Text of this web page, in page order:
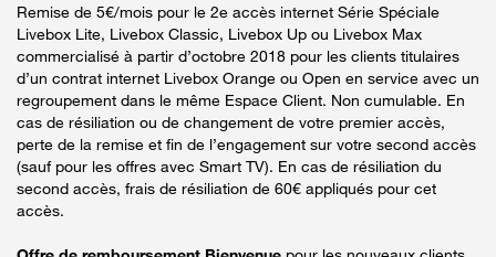
Remise de 5€/mois pour le 2e accès internet Série Spéciale
Livebox Lite, Livebox Classic, Livebox Up ou Livebox Max
commercialisé à partir d’octobre 2018 pour les clients titulaires
d’un contrat internet Livebox Orange ou Open en service avec un
regroupement dans le même Espace Client. Non cumulable. En
cas de résiliation ou de changement de votre premier accès,
perte de la remise et fin de l’engagement sur votre second accès
(sauf pour les offres avec Smart TV). En cas de résiliation du
second accès, frais de résiliation de 60€ appliqués pour cet
accès.